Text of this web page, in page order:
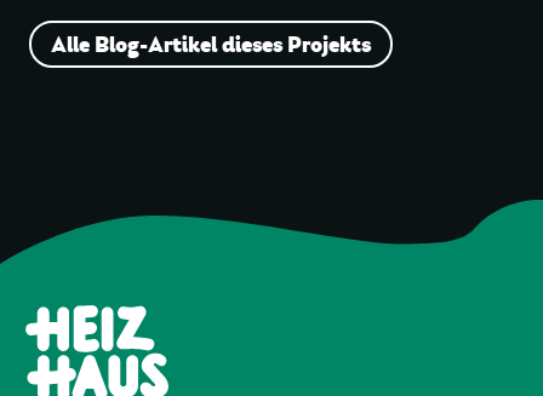
Alle Blog-Artikel dieses Projekts